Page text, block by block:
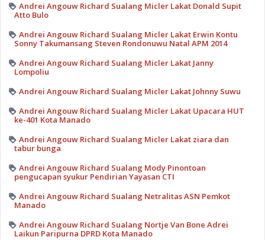
Andrei Angouw Richard Sualang Micler Lakat Donald Supit
Atto Bulo
Andrei Angouw Richard Sualang Micler Lakat Erwin Kontu
Sonny Takumansang Steven Rondonuwu Natal APM 2014
Andrei Angouw Richard Sualang Micler Lakat Janny
Lompoliu
Andrei Angouw Richard Sualang Micler Lakat Johnny Suwu
Andrei Angouw Richard Sualang Micler Lakat Upacara HUT
ke-401 Kota Manado
Andrei Angouw Richard Sualang Micler Lakat ziara dan
tabur bunga
Andrei Angouw Richard Sualang Mody Pinontoan
pengucapan syukur Pendirian Yayasan CTI
Andrei Angouw Richard Sualang Netralitas ASN Pemkot
Manado
Andrei Angouw Richard Sualang Nortje Van Bone Adrei
Laikun Paripurna DPRD Kota Manado